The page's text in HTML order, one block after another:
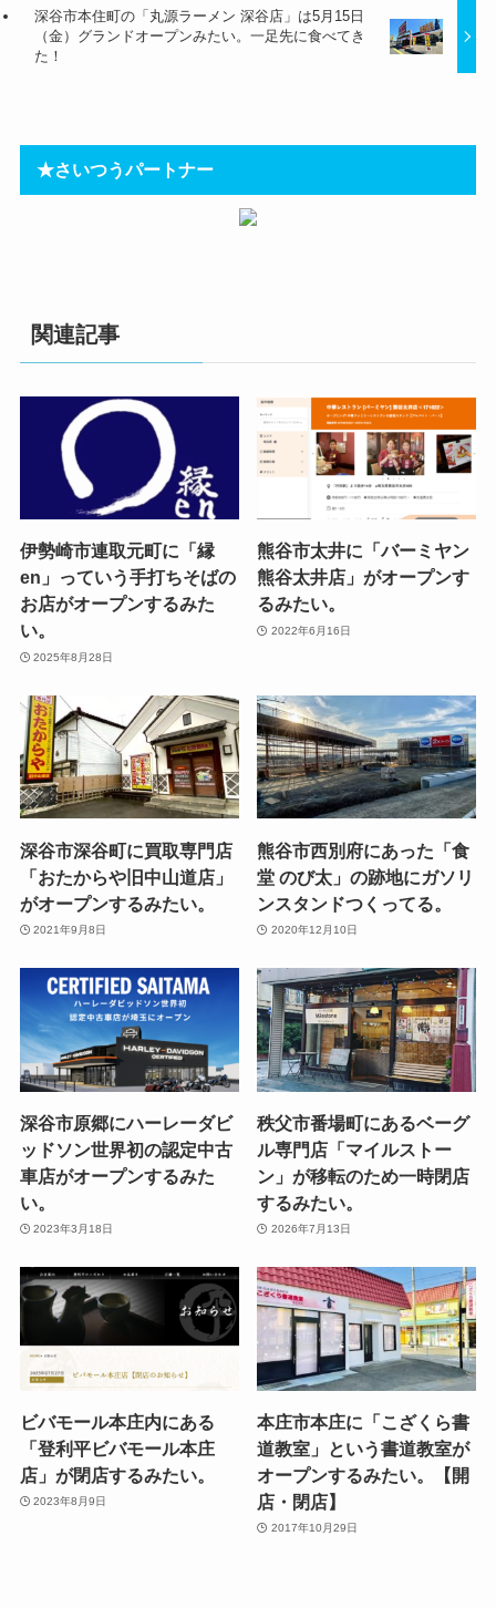
深谷市本住町の「丸源ラーメン 深谷店」は5月15日
（金）グランドオープンみたい。一足先に食べてき
た！
★さいつうパートナー
関連記事
伊勢崎市連取元町に「縁
en」っていう手打ちそばの
お店がオープンするみた
い。
2025年8月28日
熊谷市太井に「バーミヤン
熊谷太井店」がオープンす
るみたい。
2022年6月16日
深谷市深谷町に買取専門店
「おたからや旧中山道店」
がオープンするみたい。
2021年9月8日
熊谷市西別府にあった「食
堂 のび太」の跡地にガソリ
ンスタンドつくってる。
2020年12月10日
深谷市原郷にハーレーダビ
ッドソン世界初の認定中古
車店がオープンするみた
い。
2023年3月18日
秩父市番場町にあるベーグ
ル専門店「マイルストー
ン」が移転のため一時閉店
するみたい。
2026年7月13日
ビバモール本庄内にある
「登利平ビバモール本庄
店」が閉店するみたい。
2023年8月9日
本庄市本庄に「こざくら書
道教室」という書道教室が
オープンするみたい。【開
店・閉店】
2017年10月29日